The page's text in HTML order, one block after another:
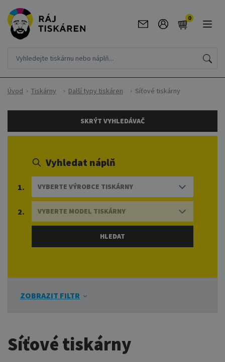
0
Úvod Tiskárny Další typy tiskáren Síťové tiskárny
SKRÝT VYHLEDÁVAČ
Vyhledat náplň
VYBERTE VÝROBCE TISKÁRNY
1.
VYBERTE MODEL TISKÁRNY
2.
ZOBRAZIT FILTR
Síťové tiskárny